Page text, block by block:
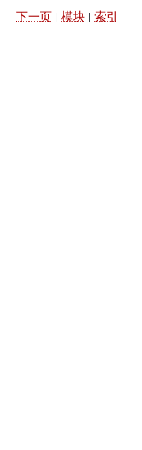
索引
模块 |
下一页 |